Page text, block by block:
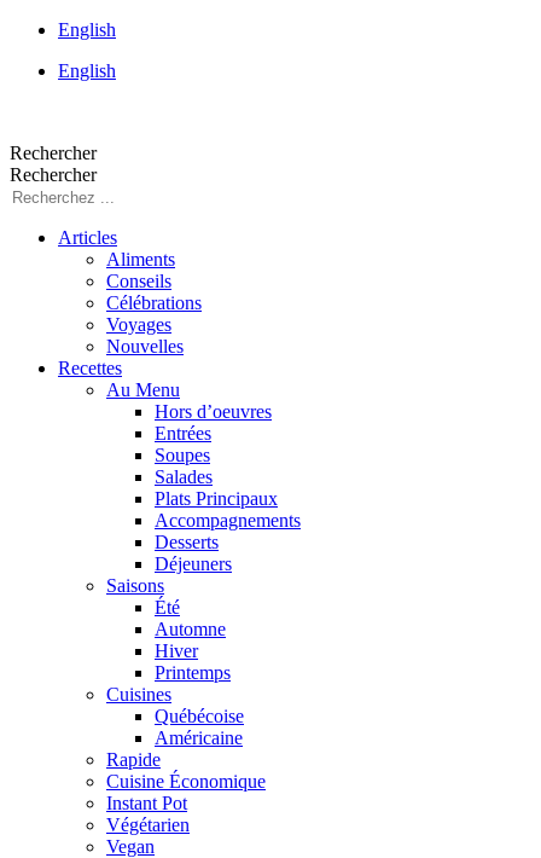
English
English
Rechercher
Rechercher
Articles
Aliments
Conseils
Célébrations
Voyages
Nouvelles
Recettes
Au Menu
Hors d’oeuvres
Entrées
Soupes
Salades
Plats Principaux
Accompagnements
Desserts
Déjeuners
Saisons
Été
Automne
Hiver
Printemps
Cuisines
Québécoise
Américaine
Rapide
Cuisine Économique
Instant Pot
Végétarien
Vegan